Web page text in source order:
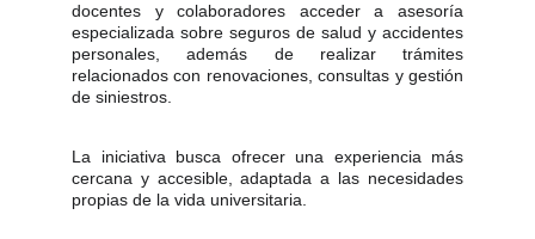
docentes y colaboradores acceder a asesoría
especializada sobre seguros de salud y accidentes
personales, además de realizar trámites
relacionados con renovaciones, consultas y gestión
de siniestros.
La iniciativa busca ofrecer una experiencia más
cercana y accesible, adaptada a las necesidades
propias de la vida universitaria.